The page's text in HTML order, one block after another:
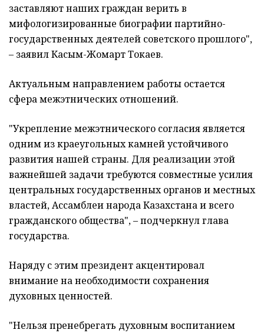
заставляют наших граждан верить в
мифологизированные биографии партийно-
государственных деятелей советского прошлого",
– заявил Касым-Жомарт Токаев.
Актуальным направлением работы остается
сфера межэтнических отношений.
"Укрепление межэтнического согласия является
одним из краеугольных камней устойчивого
развития нашей страны. Для реализации этой
важнейшей задачи требуются совместные усилия
центральных государственных органов и местных
властей, Ассамблеи народа Казахстана и всего
гражданского общества", – подчеркнул глава
государства.
Наряду с этим президент акцентировал
внимание на необходимости сохранения
духовных ценностей.
"Нельзя пренебрегать духовным воспитанием